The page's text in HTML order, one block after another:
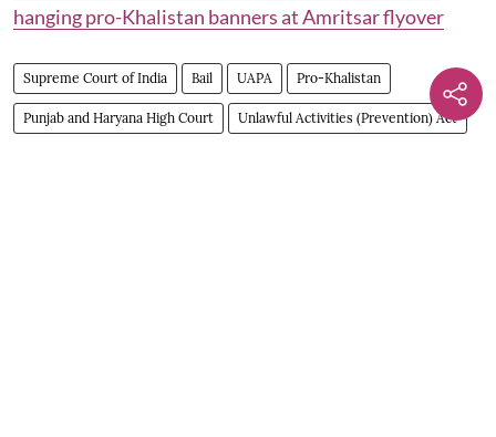
hanging pro-Khalistan banners at Amritsar flyover
Supreme Court of India Bail UAPA Pro-Khalistan
Punjab and Haryana High Court Unlawful Activities (Prevention) Act